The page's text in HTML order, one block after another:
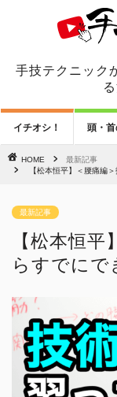
手技テクニック
イチオシ！ 頭・
HOME
最新記事
【松本恒平】＜腰痛編
最新記事
【松本恒
らすでにで